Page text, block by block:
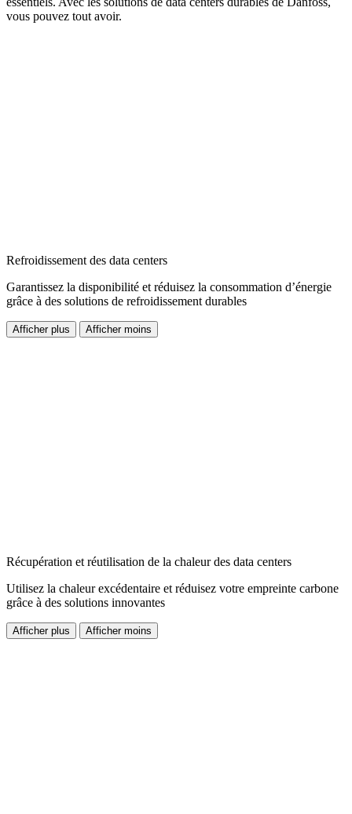
vous pouvez tout avoir.
Refroidissement des data centers
Garantissez la disponibilité et réduisez la consommation d’énergie
grâce à des solutions de refroidissement durables
Afficher plus Afficher moins
Récupération et réutilisation de la chaleur des data centers
Utilisez la chaleur excédentaire et réduisez votre empreinte carbone
grâce à des solutions innovantes
Afficher plus Afficher moins